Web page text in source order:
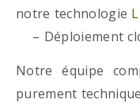
notre technologie
– Déploiement
Notre équipe
purement